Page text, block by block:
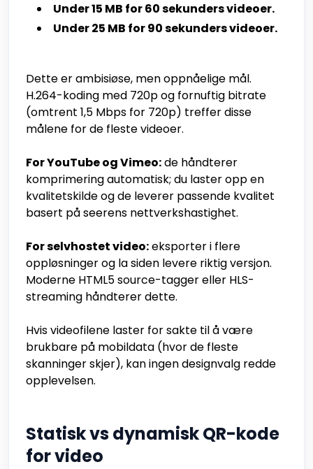
Under 15 MB for 60 sekunders videoer.
Under 25 MB for 90 sekunders videoer.
Dette er ambisiøse, men oppnåelige mål.
H.264-koding med 720p og fornuftig bitrate
(omtrent 1,5 Mbps for 720p) treffer disse
målene for de fleste videoer.
For YouTube og Vimeo:de håndterer
komprimering automatisk; du laster opp en
kvalitetskilde og de leverer passende kvalitet
basert på seerens nettverkshastighet.
For selvhostet video:eksporter i flere
oppløsninger og la siden levere riktig versjon.
Moderne HTML5 source-tagger eller HLS-
streaming håndterer dette.
Hvis videofilene laster for sakte til å være
brukbare på mobildata (hvor de fleste
skanninger skjer), kan ingen designvalg redde
opplevelsen.
Statisk vs dynamisk QR-kode
for video